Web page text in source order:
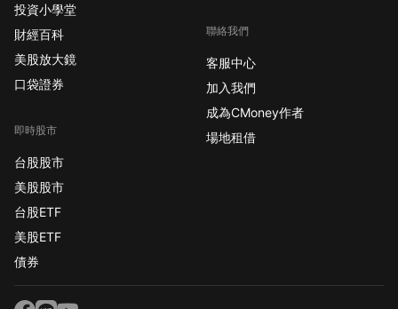
投資小學堂
財經百科
美股放大鏡
口袋證券
即時股市
台股股市
美股股市
台股ETF
美股ETF
債券
聯絡我們
客服中心
加入我們
成為CMoney作者
場地租借